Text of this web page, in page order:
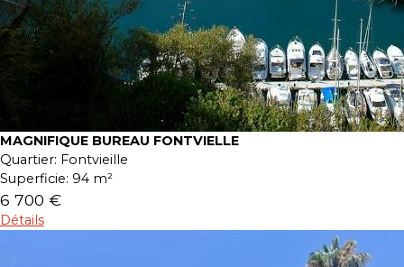
MAGNIFIQUE BUREAU FONTVIELLE
Quartier: Fontvieille
Superficie: 94 m²
6 700 €
Détails